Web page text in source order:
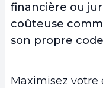
financière ou
coûteuse
son propre
Maximisez votre